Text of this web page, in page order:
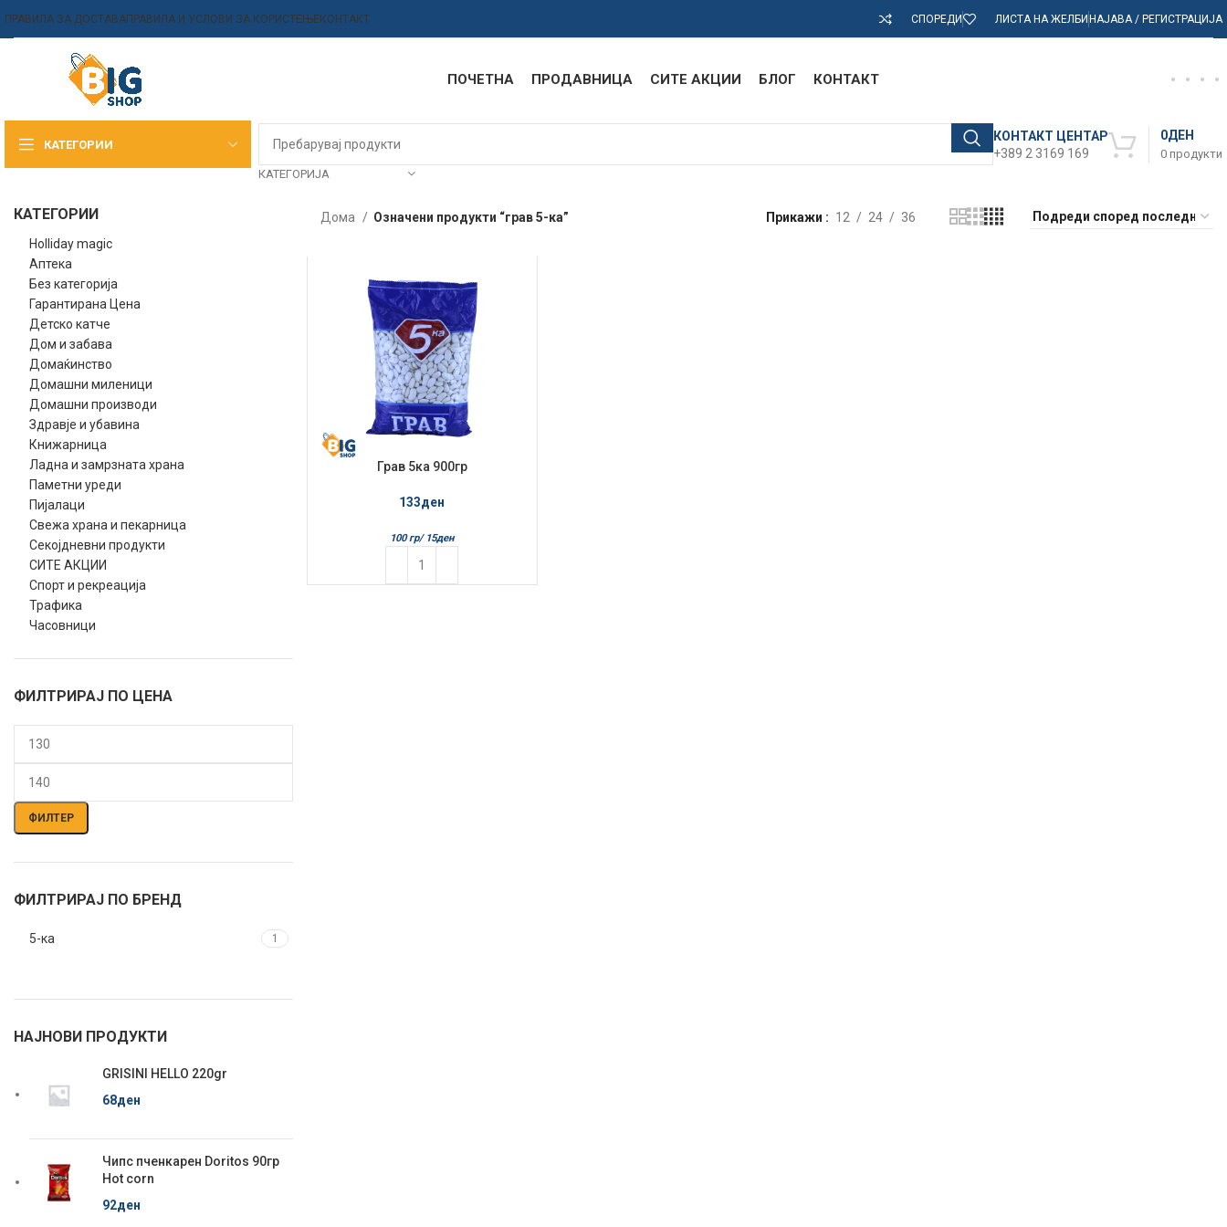
ПРАВИЛА ЗА ДОСТАВАПРАВИЛА И УСЛОВИ ЗА КОРИСТЕЊЕКОНТАКТ СПОРЕДИ ЛИСТА НА ЖЕЛБИНАЈАВА / РЕГИСТРАЦИЈА
ПОЧЕТНА ПРОДАВНИЦА СИТЕ АКЦИИ БЛОГ КОНТАКТ
КАТЕГОРИИ
КАТЕГОРИЈА
КОНТАКТ ЦЕНТАР
+389 2 3169 169
0 продукти
0ДЕН
КАТЕГОРИИ
Holliday magic
Аптека
Без категорија
Гарантирана Цена
Детско катче
Дом и забава
Домаќинство
Домашни миленици
Домашни производи
Здравје и убавина
Книжарница
Ладна и замрзната храна
Паметни уреди
Пијалаци
Свежа храна и пекарница
Секојдневни продукти
СИТЕ АКЦИИ
Спорт и рекреација
Трафика
Часовници
ФИЛТРИРАЈ ПО ЦЕНА
Мин.
цена
Макс.
цена
ФИЛТЕР
ФИЛТРИРАЈ ПО БРЕНД
5-ка 1
НАЈНОВИ ПРОДУКТИ
GRISINI HELLO 220gr
68ден
Чипс пченкарен Doritos 90гр
Hot corn
92ден
Дома Означени продукти “грав 5-ка” Прикажи 12 24 36
Грав 5ка 900гр
133ден
100 гр/ 15ден